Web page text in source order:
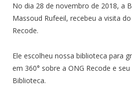
No dia 28 de novembro de 2018, a
Massoud Rufeeil, recebeu a visita
Recode.
Ele escolheu nossa biblioteca para
em 360° sobre a ONG Recode e
Biblioteca.